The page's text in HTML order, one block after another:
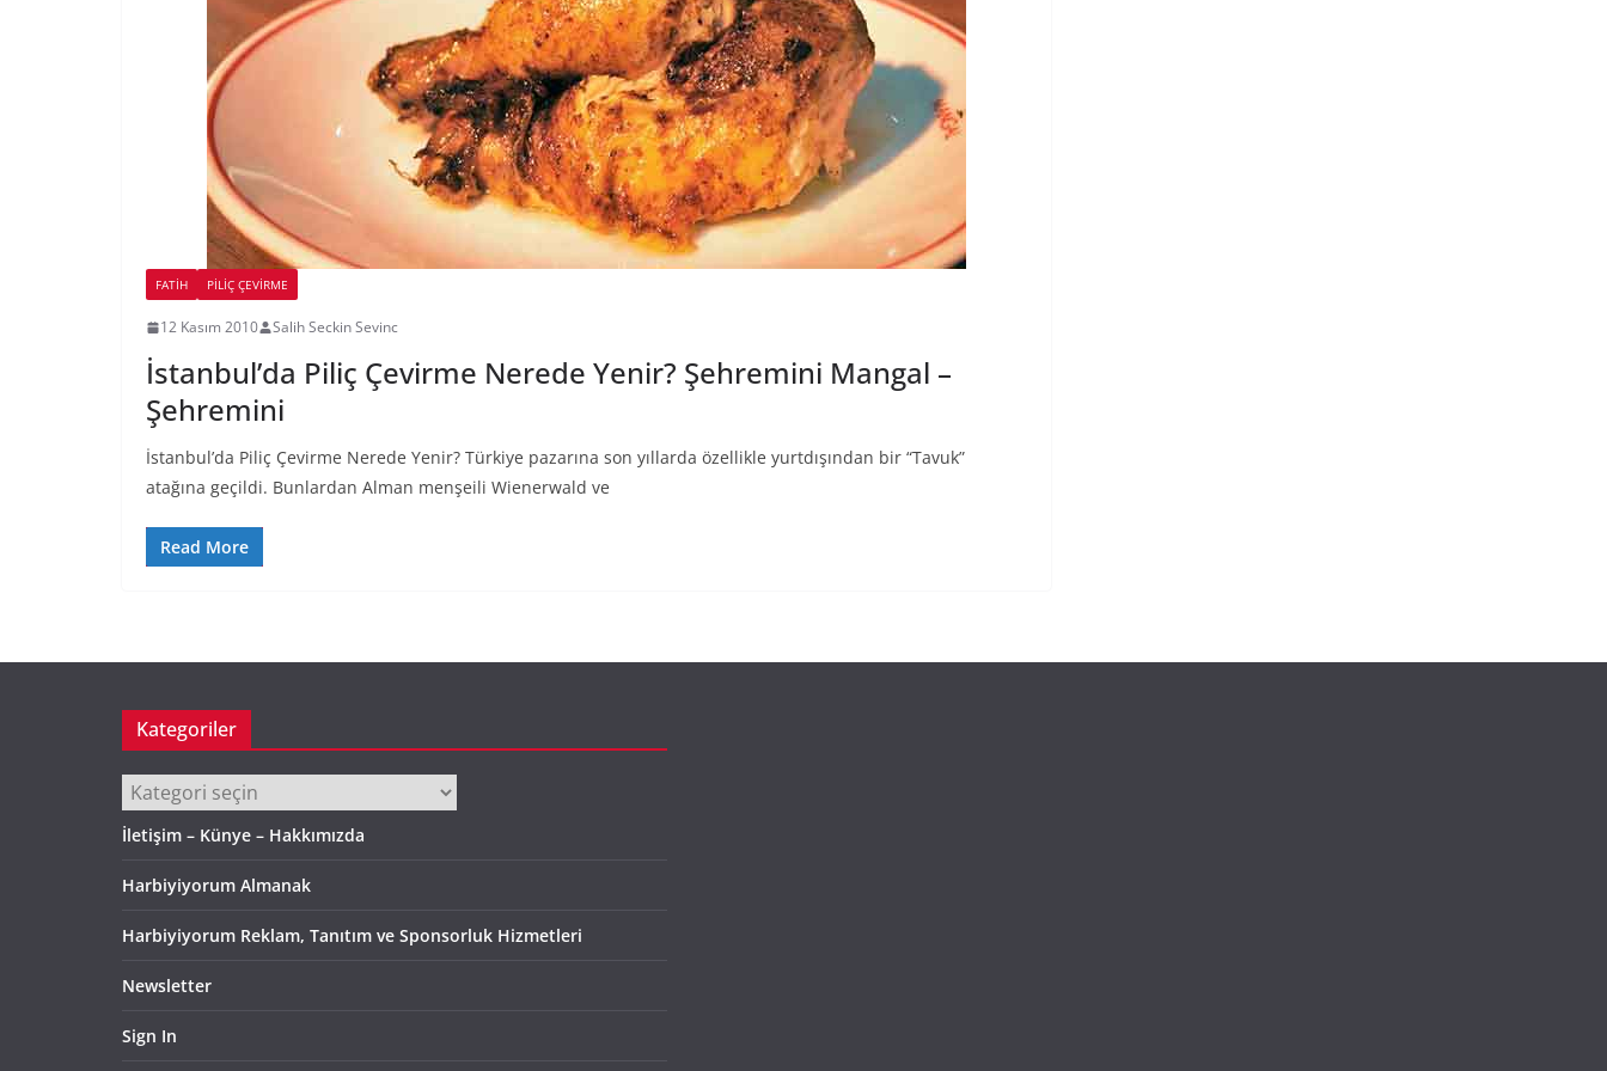
FATIH PILIÇ ÇEVIRME
12 Kasım 2010 Salih Seckin Sevinc
İstanbul’da Piliç Çevirme Nerede Yenir? Şehremini Mangal –
Şehremini
İstanbul’da Piliç Çevirme Nerede Yenir? Türkiye pazarına son yıllarda özellikle yurtdışından bir “Tavuk”
atağına geçildi. Bunlardan Alman menşeili Wienerwald ve
Read More
Kategoriler
Kategoriler
İletişim – Künye – Hakkımızda
Harbiyiyorum Almanak
Harbiyiyorum Reklam, Tanıtım ve Sponsorluk Hizmetleri
Newsletter
Sign In